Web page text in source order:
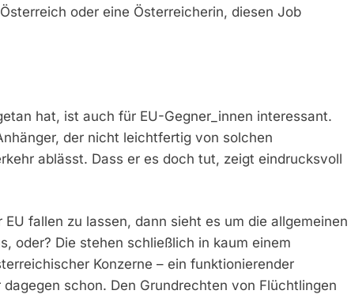
oder eine Österreicherin, diesen Job
hat, ist auch für EU-Gegner_innen interessant.
der nicht leichtfertig von solchen
ablässt. Dass er es doch tut, zeigt eindrucksvoll
fallen zu lassen, dann sieht es um die allgemeinen
oder? Die stehen schließlich in kaum einem
Konzerne – ein funktionierender
schon. Den Grundrechten von Flüchtlingen